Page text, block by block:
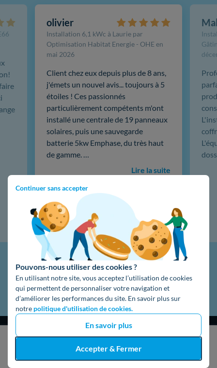
Continuer sans accepter
Pouvons-nous utiliser des cookies ?
En utilisant notre site, vous acceptez l’utilisation de cookies
qui permettent de personnaliser votre navigation et
d’améliorer les performances du site. En savoir plus sur
notre politique d'utilisation de cookies.
En savoir plus
Accepter & Fermer
J'obtiens un devis gratuit
olivier
Installation 6,1 kWc à Laurie par
Optimisation Habitat Energie - OHE en
mai 2026
Client chez eux depuis plus de 8 ans,
j'émets un nouvel avis... toujours à 5
étoiles ! Ces passionnés
particulièrement compétents m'ont
installé une centrale de 19 panneaux
solaires, puis une sauvegarde
batterie 5kw Emphase, du très haut
de gamme. …
Lire la suite